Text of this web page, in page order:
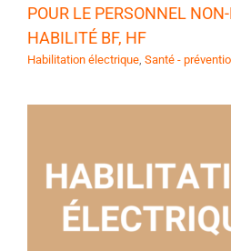
POUR LE PERSONNEL
HABILITÉ BF, HF
Habilitation électrique, Santé -